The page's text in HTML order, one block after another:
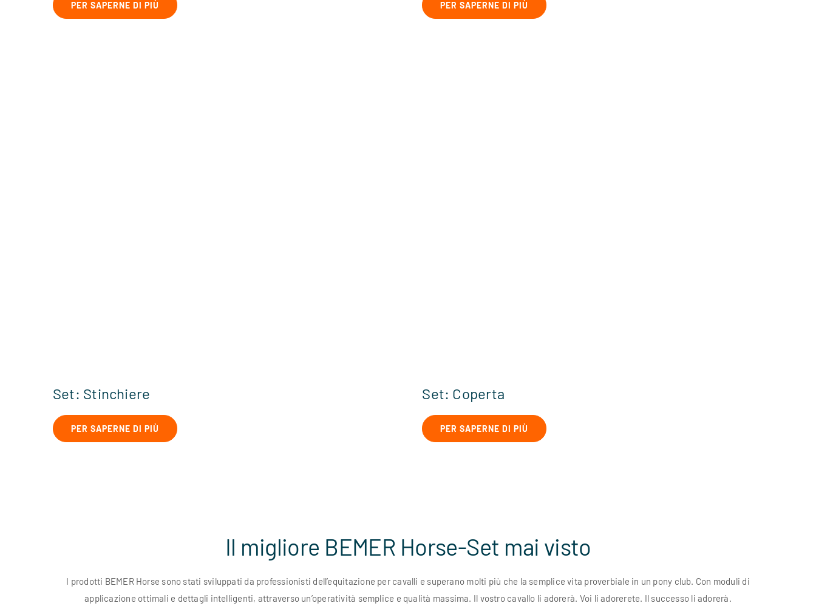
PER SAPERNE DI PIÙ PER SAPERNE DI PIÙ
Set: Stinchiere
PER SAPERNE DI PIÙ
Set: Coperta
PER SAPERNE DI PIÙ
Il migliore BEMER Horse-Set mai visto
I prodotti BEMER Horse sono stati sviluppati da professionisti dell’equitazione per cavalli e superano molti più che la semplice vita proverbiale in un pony club. Con moduli di
applicazione ottimali e dettagli intelligenti, attraverso un’operatività semplice e qualità massima. Il vostro cavallo li adorerà. Voi li adorerete. Il successo li adorerà.